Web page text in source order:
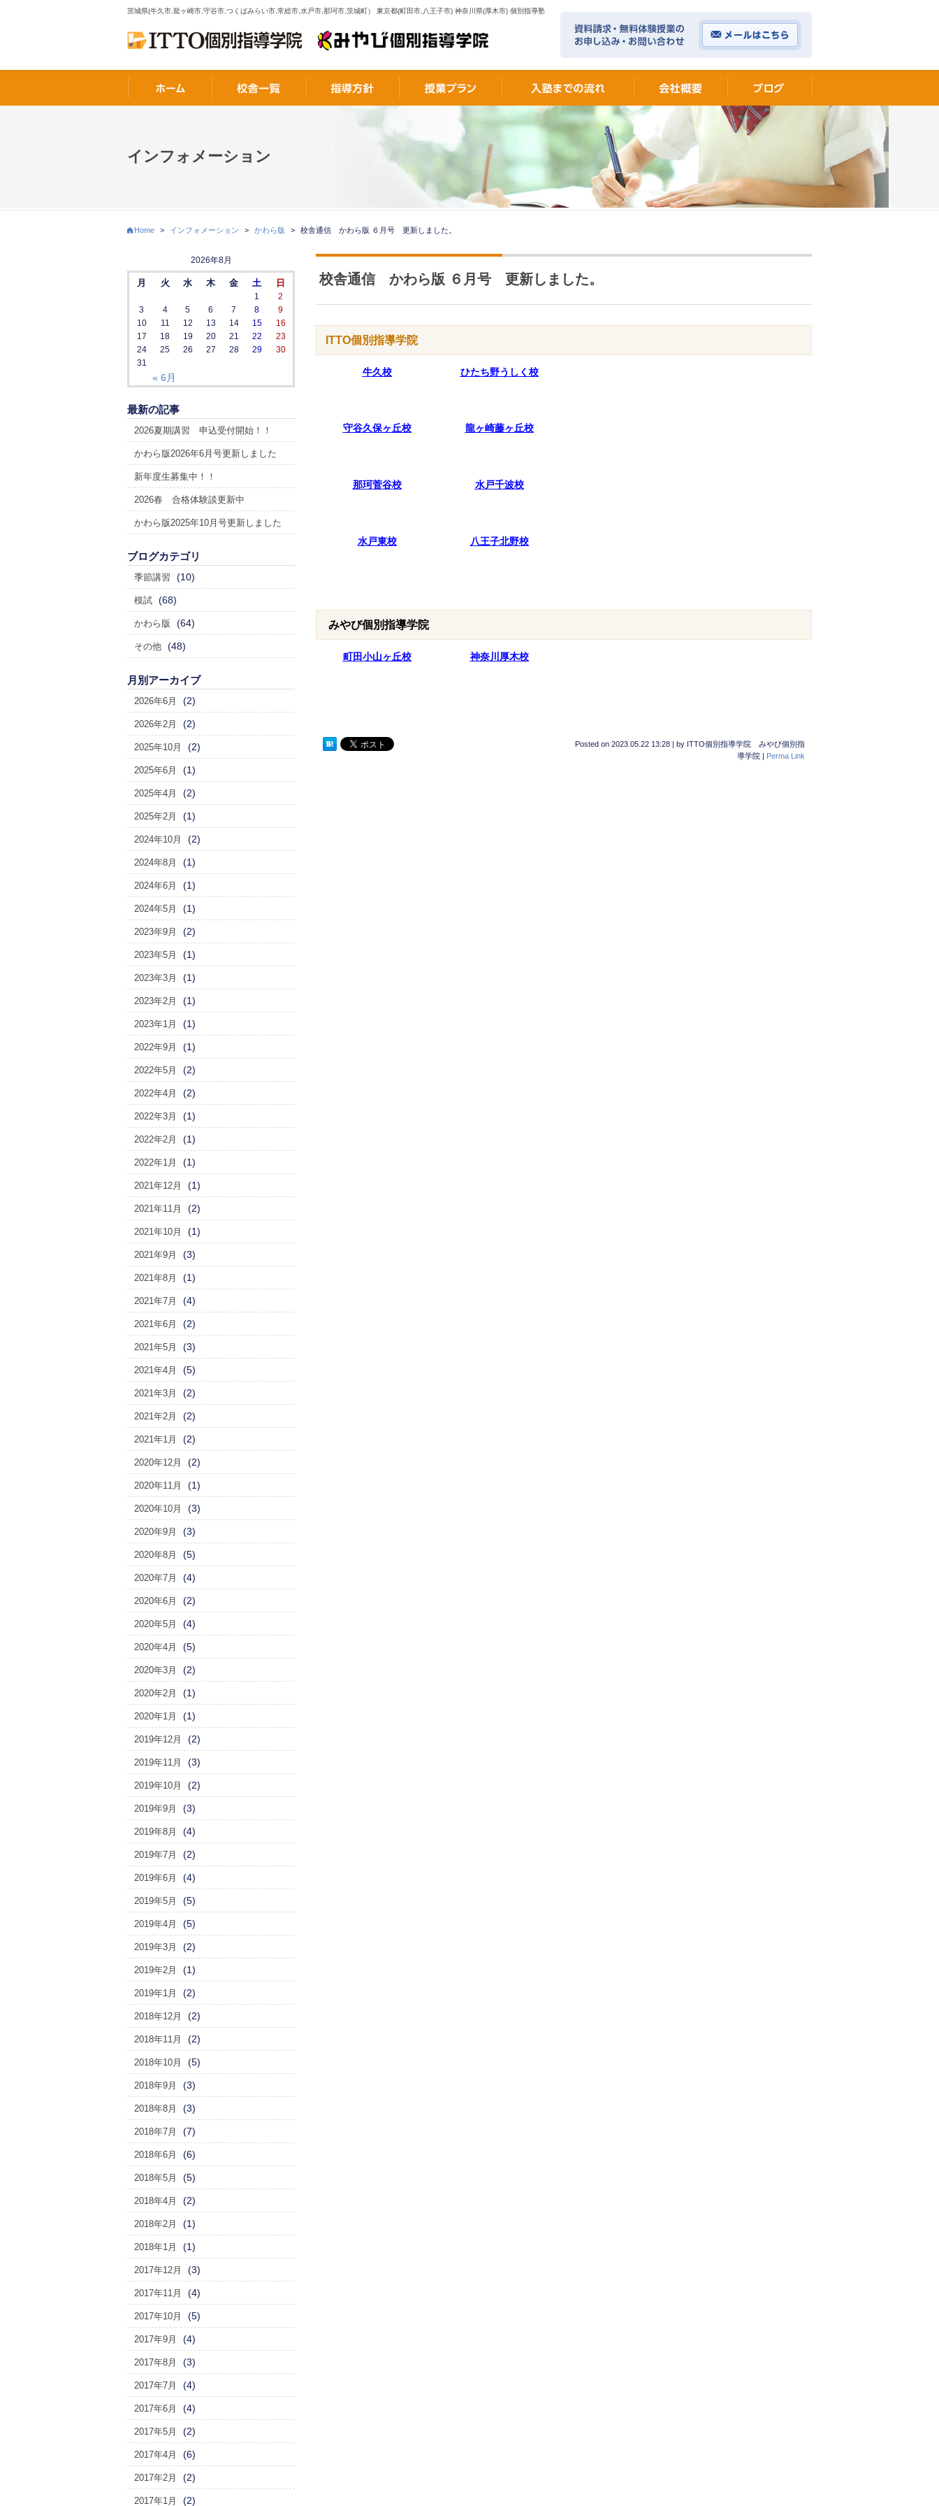
茨城県(牛久市,龍ヶ崎市,守谷市,つくばみらい市,常総市,水戸市,那珂市,茨城町） 東京都(町田市,八王子市) 神奈川県(厚木市) 個別指導塾
インフォメーション
Home > インフォメーション > かわら版 > 校舎通信 かわら版 ６月号 更新しました。
校舎通信 かわら版 ６月号 更新しました。
ITTO個別指導学院
牛久校 ひたち野うしく校
守谷久保ヶ丘校 龍ヶ崎藤ヶ丘校
那珂菅谷校 水戸千波校
水戸東校 八王子北野校
みやび個別指導学院
町田小山ヶ丘校 神奈川厚木校
Posted on 2023.05.22 13:28 | by ITTO個別指導学院 みやび個別指
導学院 | Perma Link
2026年8月
月 火 水 木 金 土 日
« 6月
1
2
3
4 5 6 7 8
9
10
11 12 13 14 15
16
17
18 19 20 21 22
23
24
25 26 27 28 29
30
31
最新の記事
2026夏期講習 申込受付開始！！
かわら版2026年6月号更新しました
新年度生募集中！！
2026春 合格体験談更新中
かわら版2025年10月号更新しました
ブログカテゴリ
季節講習 (10)
模試 (68)
かわら版 (64)
その他 (48)
月別アーカイブ
2026年6月 (2)
2026年2月 (2)
2025年10月 (2)
2025年6月 (1)
2025年4月 (2)
2025年2月 (1)
2024年10月 (2)
2024年8月 (1)
2024年6月 (1)
2024年5月 (1)
2023年9月 (2)
2023年5月 (1)
2023年3月 (1)
2023年2月 (1)
2023年1月 (1)
2022年9月 (1)
2022年5月 (2)
2022年4月 (2)
2022年3月 (1)
2022年2月 (1)
2022年1月 (1)
2021年12月 (1)
2021年11月 (2)
2021年10月 (1)
2021年9月 (3)
2021年8月 (1)
2021年7月 (4)
2021年6月 (2)
2021年5月 (3)
2021年4月 (5)
2021年3月 (2)
2021年2月 (2)
2021年1月 (2)
2020年12月 (2)
2020年11月 (1)
2020年10月 (3)
2020年9月 (3)
2020年8月 (5)
2020年7月 (4)
2020年6月 (2)
2020年5月 (4)
2020年4月 (5)
2020年3月 (2)
2020年2月 (1)
2020年1月 (1)
2019年12月 (2)
2019年11月 (3)
2019年10月 (2)
2019年9月 (3)
2019年8月 (4)
2019年7月 (2)
2019年6月 (4)
2019年5月 (5)
2019年4月 (5)
2019年3月 (2)
2019年2月 (1)
2019年1月 (2)
2018年12月 (2)
2018年11月 (2)
2018年10月 (5)
2018年9月 (3)
2018年8月 (3)
2018年7月 (7)
2018年6月 (6)
2018年5月 (5)
2018年4月 (2)
2018年2月 (1)
2018年1月 (1)
2017年12月 (3)
2017年11月 (4)
2017年10月 (5)
2017年9月 (4)
2017年8月 (3)
2017年7月 (4)
2017年6月 (4)
2017年5月 (2)
2017年4月 (6)
2017年2月 (2)
2017年1月 (2)